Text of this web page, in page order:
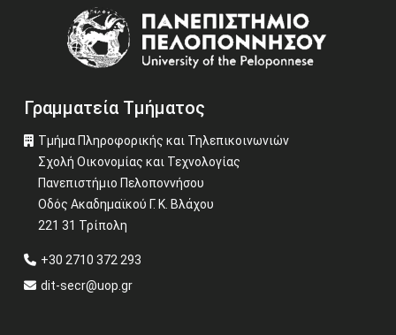
Γραμματεία Τμήματος
Τμήμα Πληροφορικής και Τηλεπικοινωνιών
Σχολή Οικονομίας και Τεχνολογίας
Πανεπιστήμιο Πελοποννήσου
Οδός Ακαδημαϊκού Γ. Κ. Βλάχου
221 31 Τρίπολη
+30 2710 372 293
dit-secr@uop.gr